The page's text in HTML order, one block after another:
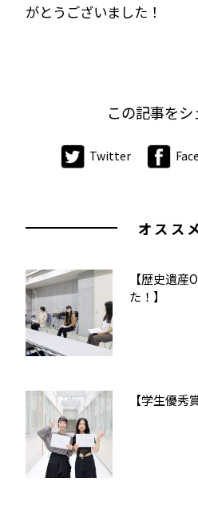
がとうございました！
この記事をシ
Twitter
オスス
【歴史遺産
た！】
【学生優秀